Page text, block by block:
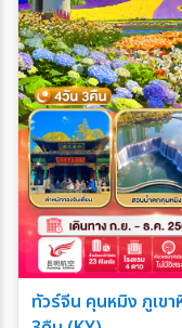
ทัวร์จีน คุนหมิง ภูเข